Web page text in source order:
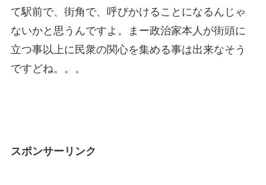
て駅前で、街角で、呼びかけることになるんじゃ
ないかと思うんですよ。まー政治家本人が街頭に
立つ事以上に民衆の関心を集める事は出来なそう
ですどね。。。
スポンサーリンク